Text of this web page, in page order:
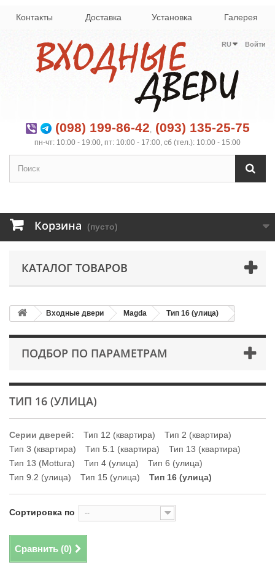
Контакты Доставка Установка Галерея
Войти
RU
(098) 199-86-42, (093) 135-25-75
пн-чт: 10:00 - 19:00, пт: 10:00 - 17:00, сб (тел.): 10:00 - 15:00
Корзина (пусто)
КАТАЛОГ ТОВАРОВ
Входные двери Magda Тип 16 (улица)
ПОДБОР ПО ПАРАМЕТРАМ
ТИП 16 (УЛИЦА)
Серии дверей: Тип 12 (квартира)
Тип 2 (квартира)
Тип 3 (квартира)
Тип 5.1 (квартира)
Тип 13 (квартира)
Тип 13 (Mottura)
Тип 4 (улица)
Тип 6 (улица)
Тип 9.2 (улица)
Тип 15 (улица) Тип 16 (улица)
Сортировка по --
Сравнить (0)